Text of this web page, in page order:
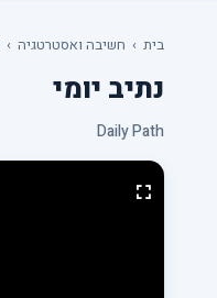
בית › חשיבה ואסטרטגיה ›
נתיב יומי
Daily Path